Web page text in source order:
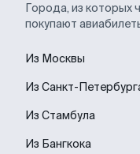
Города, из которых
покупают
Из Москвы
Из Санкт-
Из Стамбула
Из Бангкока